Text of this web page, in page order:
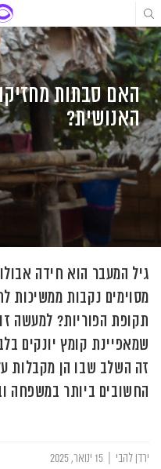
דלג
לתוכן
דלג
לתוכן
דלג
לניווט
האם סבתות
האנושית?
גיל המעבר הוא חידה
מסוימים נקבות ממשיכות
תקופת הפוריות? למעשה
שמאפיינת קומץ יונקים
זה השלב שבו הן מקבלות
החשובים ביותר במשפחה
ירדן להבי